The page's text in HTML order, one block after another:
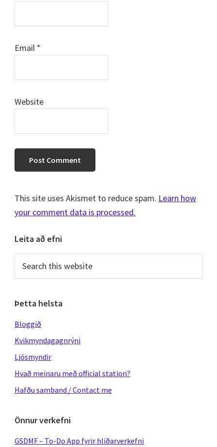
Email *
Website
This site uses Akismet to reduce spam. Learn how
your comment data is processed.
Primary
Sidebar
Leita að efni
this
Þetta helsta
Bloggið
Kvikmyndagagnrýni
Ljósmyndir
Hvað meinaru með official station?
Hafðu samband / Contact me
Önnur verkefni
GSDMF – To-Do App fyrir hliðarverkefni